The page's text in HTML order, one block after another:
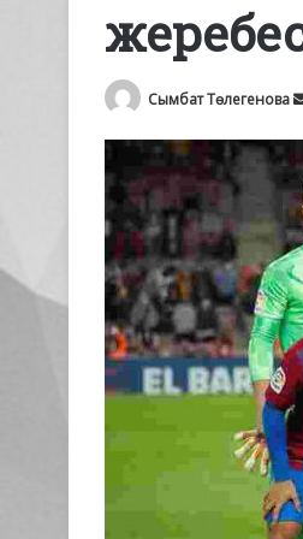
Сымбат Төлегенова